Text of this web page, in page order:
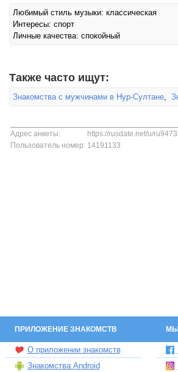
Любимый стиль музыки: классическая
Интересы: спорт
Личные качества: спокойный
Также часто ищут:
Знакомства с мужчинами в Нур-Султане,
Адрес анкеты:
https://rusdate.net/u/
Пользователь номер: 14191133
ПРИЛОЖЕНИЕ ЗНАКОМСТВ
О приложении знакомств
Знакомства Android